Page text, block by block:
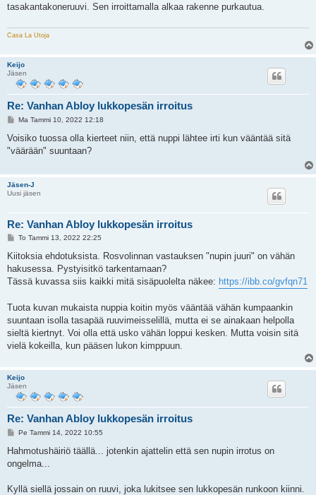
t
tasakantakoneruuvi. Sen irroittamalla alkaa rakenne purkautua.
Casa La Utoja
Keijo
Jäsen
Re: Vanhan Abloy lukkopesän irroitus
V
e
t
Ma Tammi 10, 2022 12:18
Voisiko tuossa olla kierteet niin, että nuppi lähtee irti kun vääntää sitä
"väärään" suuntaan?
Jäsen-J
Uusi jäsen
Re: Vanhan Abloy lukkopesän irroitus
V
e
t
i
To Tammi 13, 2022 22:25
Kiitoksia ehdotuksista. Rosvolinnan vastauksen "nupin juuri" on vähän
hakusessa. Pystyisitkö tarkentamaan?
Tässä kuvassa siis kaikki mitä sisäpuolelta näkee: https://ibb.co/gvfqn71
Tuota kuvan mukaista nuppia koitin myös vääntää vähän kumpaankin
suuntaan isolla tasapää ruuvimeisselillä, mutta ei se ainakaan helpolla
sieltä kiertnyt. Voi olla että usko vähän loppui kesken. Mutta voisin sitä
vielä kokeilla, kun pääsen lukon kimppuun.
Keijo
Jäsen
Re: Vanhan Abloy lukkopesän irroitus
V
e
t
Pe Tammi 14, 2022 10:55
Hahmotushäiriö täällä... jotenkin ajattelin että sen nupin irrotus on
ongelma...
Kyllä siellä jossain on ruuvi, joka lukitsee sen lukkopesän runkoon kiinni.